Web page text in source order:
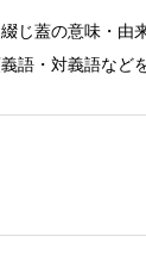
綴じ蓋の意味・由
語・対義語など